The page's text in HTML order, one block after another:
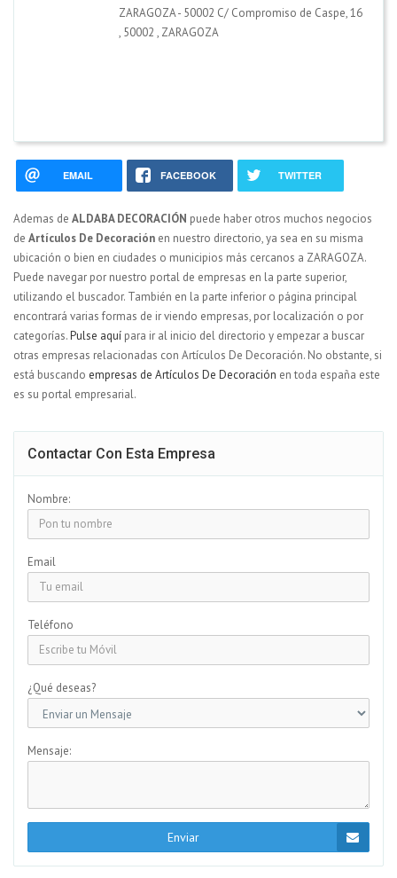
ZARAGOZA - 50002 C/ Compromiso de Caspe, 16
, 50002 , ZARAGOZA
EMAIL FACEBOOK TWITTER
Ademas de ALDABA DECORACIÓN puede haber otros muchos negocios
de Artículos De Decoración en nuestro directorio, ya sea en su misma
ubicación o bien en ciudades o municipios más cercanos a ZARAGOZA.
Puede navegar por nuestro portal de empresas en la parte superior,
utilizando el buscador. También en la parte inferior o página principal
encontrará varias formas de ir viendo empresas, por localización o por
categorías.Pulse aquí para ir al inicio del directorio y empezar a buscar
otras empresas relacionadas con Artículos De Decoración. No obstante, si
está buscando empresas de Artículos De Decoración en toda españa este
es su portal empresarial.
Contactar Con Esta Empresa
Nombre:
Email
Teléfono
¿Qué deseas?
Mensaje:
Enviar